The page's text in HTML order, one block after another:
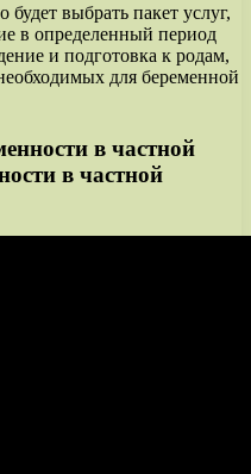
выбрать пакет услуг,
в определенный период
и подготовка к родам,
для беременной
в частной
в частной